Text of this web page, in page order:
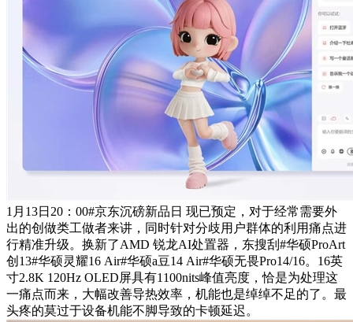
1月13日20：00#京东沉磅新品日 现已预定，对于经常需要外
出的创做类工做者来讲，同时针对分歧用户群体的利用痛点进
行精准升级。换新了AMD 锐龙AI处置器，东搜刮#华硕ProArt
创13#华硕灵耀16 Air#华硕a豆14 Air#华硕无畏Pro14/16。16英
寸2.8K 120Hz OLED屏具有1100nits峰值亮度，恰是为处理这
一痛点而来，大幅改善导热效率，机能也是绰绰不足的了。最
头疼的莫过于设备机能不脚导致的卡顿延迟。